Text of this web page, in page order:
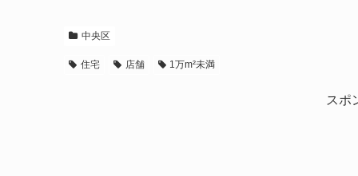
中央区
住宅 店舗 1万m²未満
スポ